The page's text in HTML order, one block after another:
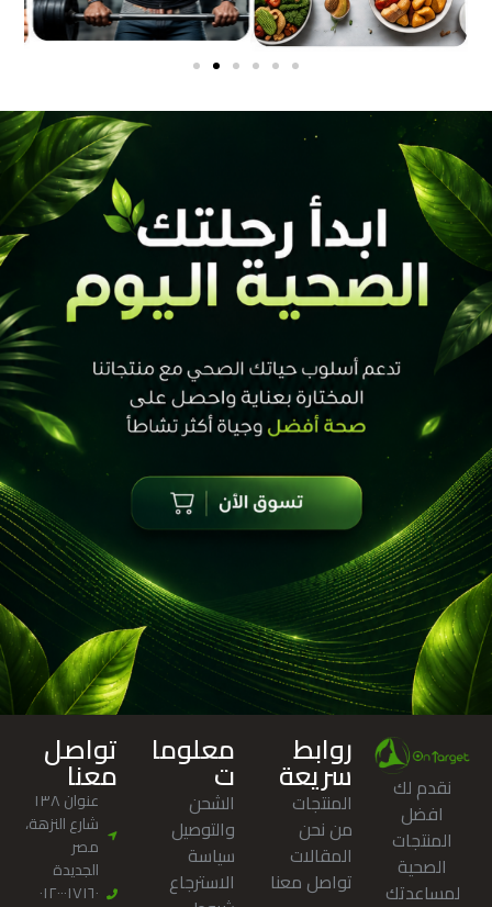
نقدم لك
افضل
المنتجات
الصحية
لمساعدتك
روابط
سريعة
المنتجات
من نحن
المقالات
تواصل معنا
معلوما
ت
الشحن
والتوصيل
سياسة
الاسترجاع
تواصل
معنا عنوان ١٣٨
شارع النزهة،
مصر
الجديدة
٠١٢٠٠٠١٧١٦٠